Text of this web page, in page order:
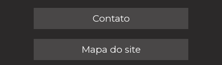
Contato
Mapa do site